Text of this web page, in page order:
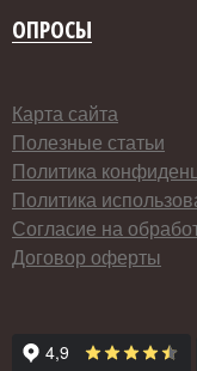
ОПРОСЫ
Карта сайта
Полезные статьи
Политика
Политика
Согласие на
Договор оферты